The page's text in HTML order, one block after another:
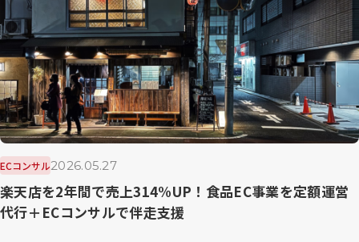
ECコンサル2026.05.27
楽天店を2年間で売上314%UP！食品EC事業を定額運営
代行＋ECコンサルで伴走支援